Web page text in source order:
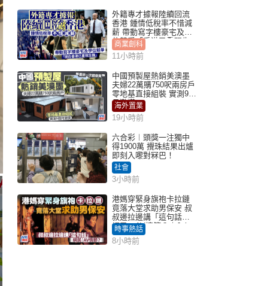
外籍專才據報陸續回流
香港 鍾情低稅率不惜減
薪 帶動寫字樓豪宅及學
位競爭「香港已重現生
機」
商業創科
11小時前
中國預製屋熱銷美澳墨
夫婦22萬購750呎兩房戶
零地基直接組裝 實測9個
月激讚
海外置業
19小時前
六合彩︱頭獎一注獨中
得1900萬 攪珠結果出爐
即刻入嚟對冧巴！
社會
3小時前
港媽穿緊身旗袍卡拉鏈
竟落大堂求助男保安 叔
叔邊拉邊講「這句話」
網民：AV情節？｜Juicy
叮
時事熱話
8小時前